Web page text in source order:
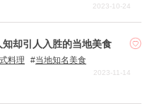
2023-10-24
知却引人入胜的当地美食
料理 当地知名美食
2023-11-14